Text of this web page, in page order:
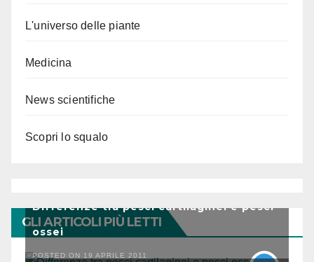
L'universo delle piante
Medicina
News scientifiche
Scopri lo squalo
GLI ARTICOLI PIÙ LETTI
Differenze tra pesci cartilaginei e pesci
ossei
POSTED ON 19 APRILE 2011